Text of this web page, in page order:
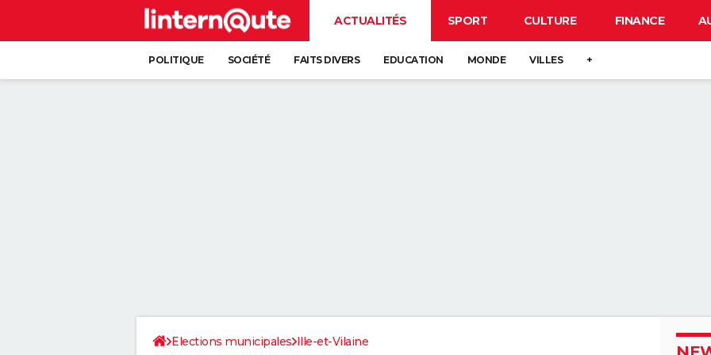
ACTUALITÉS SPORT CULTURE FINANCE
POLITIQUE SOCIÉTÉ FAITS DIVERS EDUCATION MONDE VILLES +
Elections municipales Ille-et-Vilaine